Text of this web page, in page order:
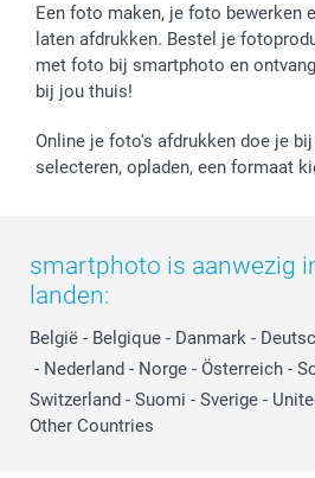
Een foto maken, je foto bewerken
laten afdrukken. Bestel je
met foto bij smartphoto en
bij jou thuis!
Online je foto's afdrukken doe je
selecteren, opladen, een formaat
smartphoto is aanwezig
landen:
België - Belgique - Danmark -
- Nederland - Norge - Österreich -
Switzerland - Suomi - Sverige -
Other Countries